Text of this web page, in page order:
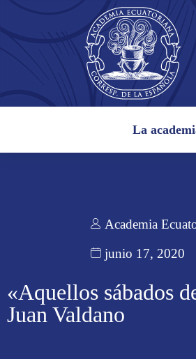
La
Academia
junio 17, 2020
«Aquellos sábados
Juan Valdano